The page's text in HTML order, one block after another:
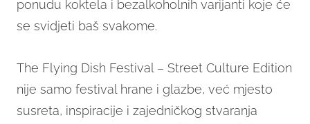
ponudu koktela i bezalkoholnih varijanti koje će
se svidjeti baš svakome.
The Flying Dish Festival – Street Culture Edition
nije samo festival hrane i glazbe, već mjesto
susreta, inspiracije i zajedničkog stvaranja